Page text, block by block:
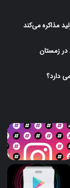
مذاکره می‌کند
زمستان
دارد؟